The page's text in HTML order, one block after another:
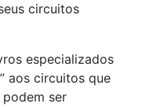
circuitos
especializados
aos circuitos que
ser